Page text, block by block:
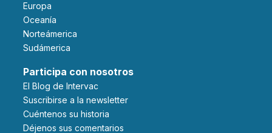
Europa
Oceanía
Norteámerica
Sudámerica
Participa con nosotros
El Blog de Intervac
Suscribirse a la newsletter
Cuéntenos su historia
Déjenos sus comentarios